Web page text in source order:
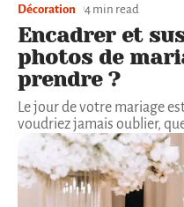
Décoration 4 min read
Encadrer et
photos de
prendre ?
Le jour de votre mariage
voudriez jamais oublier,